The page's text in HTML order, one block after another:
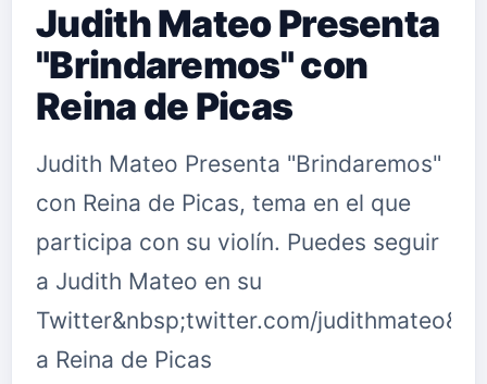
Judith Mateo Presenta
"Brindaremos" con
Reina de Picas
Judith Mateo Presenta "Brindaremos"
con Reina de Picas, tema en el que
participa con su violín. Puedes seguir
a Judith Mateo en su
Twitter&nbsp;twitter.com/
a Reina de Picas